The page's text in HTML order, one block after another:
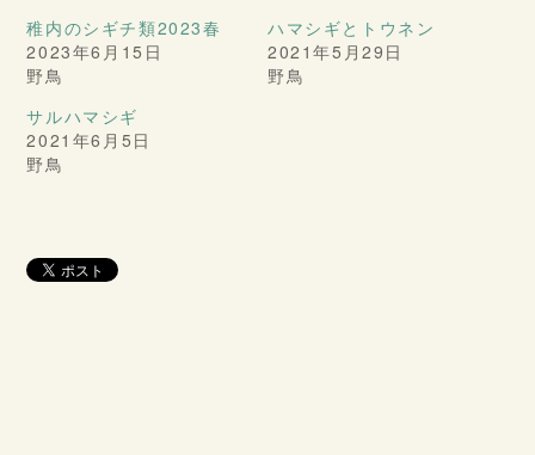
稚内のシギチ類2023春
2023年6月15日
野鳥
ハマシギとトウネン
2021年5月29日
野鳥
サルハマシギ
2021年6月5日
野鳥